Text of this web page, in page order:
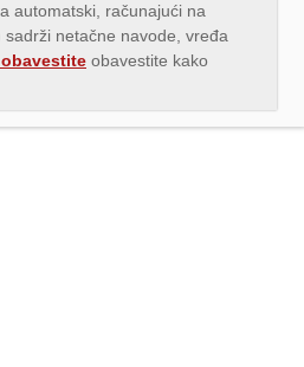
automatski, računajući na
sadrži netačne navode, vređa
obavestite obavestite kako